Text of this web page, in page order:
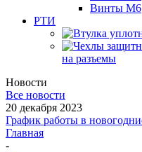
Винты М6
РТИ
на разъемы
Новости
Все новости
20 декабря 2023
График работы в
Главная
-